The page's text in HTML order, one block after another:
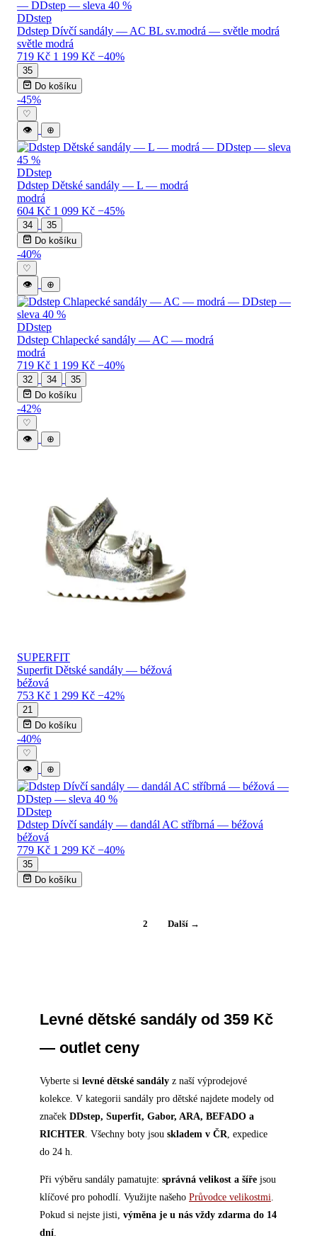
DDstep
Ddstep Dívčí sandály — AC BL sv.modrá — světle modrá
světle modrá
719 Kč 1 199 Kč −40%
35
Do košíku
-45%
♡
👁
⊕
DDstep
Ddstep Dětské sandály — L — modrá
modrá
604 Kč 1 099 Kč −45%
34
35
Do košíku
-40%
♡
👁
⊕
DDstep
Ddstep Chlapecké sandály — AC — modrá
modrá
719 Kč 1 199 Kč −40%
32 34
35
Do košíku
-42%
♡
👁
⊕
SUPERFIT
Superfit Dětské sandály — béžová
béžová
753 Kč 1 299 Kč −42%
21
Do košíku
-40%
♡
👁
⊕
DDstep
Ddstep Dívčí sandály — dandál AC stříbrná — béžová
béžová
779 Kč 1 299 Kč −40%
35
Do košíku
2 Další →
Levné dětské sandály od 359 Kč
— outlet ceny
Vyberte si levné dětské sandály z naší výprodejové
kolekce. V kategorii sandály pro dětské najdete modely od
značek DDstep, Superfit, Gabor, ARA, BEFADO a
RICHTER . Všechny boty jsou skladem v ČR , expedice
do 24 h.
Při výběru sandály pamatujte: správná velikost a šíře jsou
klíčové pro pohodlí. Využijte našeho Průvodce velikostmi
Pokud si nejste jisti, výměna je u nás vždy zdarma do 14
dní